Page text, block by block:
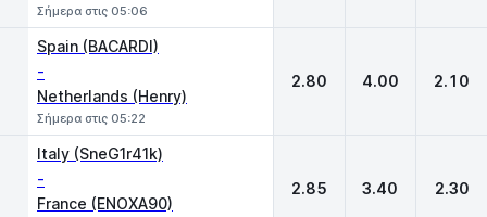
Σήμερα στις 05:06
Spain (BACARDI)
-
Netherlands (Henry)
Σήμερα στις 05:22
2.80 4.00 2.10
Italy (SneG1r41k)
-
France (ENOXA90)
2.85 3.40 2.30